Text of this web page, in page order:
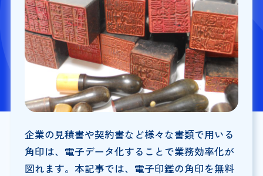
企業の見積書や契約書など様々な書類で用いる
角印は、電子データ化することで業務効率化が
図れます。本記事では、電子印鑑の角印を無料